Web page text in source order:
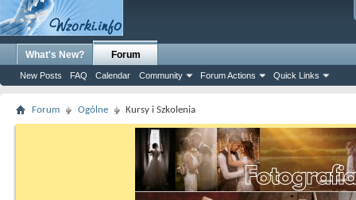
What's New? Forum
New Posts FAQ Calendar Community Forum Actions Quick Links
Forum Ogólne Kursy i Szkolenia